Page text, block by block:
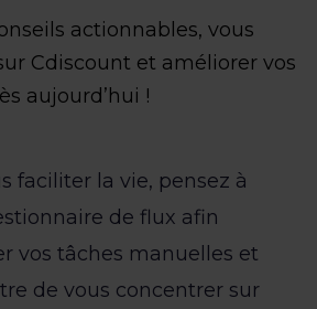
actionnables, vous
Cdiscount et améliorer vos
aujourd’hui !
faciliter la vie, pensez à
de flux afin
vos tâches manuelles et
de vous concentrer sur